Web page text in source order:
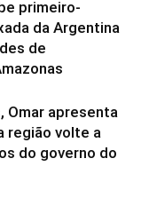
primeiro-
da Argentina
de
Omar apresenta
região volte a
do governo do